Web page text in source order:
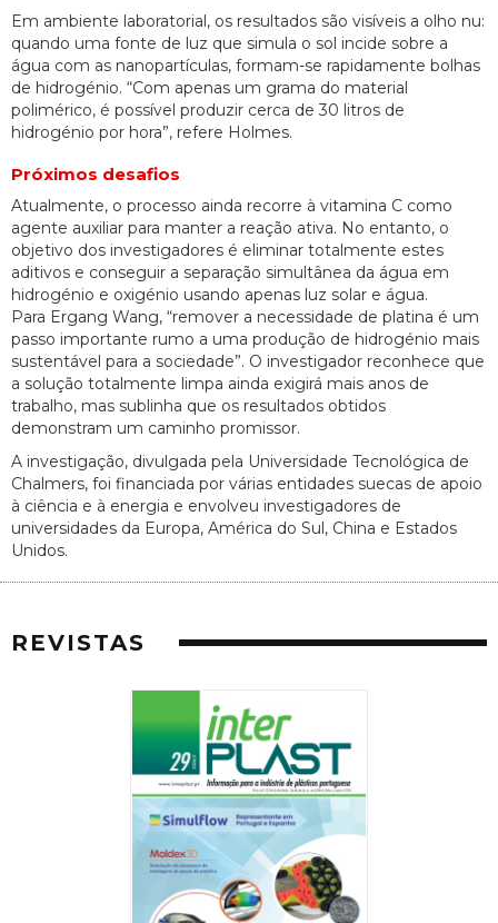
Em ambiente laboratorial, os resultados são visíveis a olho nu:
quando uma fonte de luz que simula o sol incide sobre a
água com as nanopartículas, formam-se rapidamente bolhas
de hidrogénio. “Com apenas um grama do material
polimérico, é possível produzir cerca de 30 litros de
hidrogénio por hora”, refere Holmes.
Próximos desafios
Atualmente, o processo ainda recorre à vitamina C como
agente auxiliar para manter a reação ativa. No entanto, o
objetivo dos investigadores é eliminar totalmente estes
aditivos e conseguir a separação simultânea da água em
hidrogénio e oxigénio usando apenas luz solar e água.
Para Ergang Wang, “remover a necessidade de platina é um
passo importante rumo a uma produção de hidrogénio mais
sustentável para a sociedade”. O investigador reconhece que
a solução totalmente limpa ainda exigirá mais anos de
trabalho, mas sublinha que os resultados obtidos
demonstram um caminho promissor.
A investigação, divulgada pela Universidade Tecnológica de
Chalmers, foi financiada por várias entidades suecas de apoio
à ciência e à energia e envolveu investigadores de
universidades da Europa, América do Sul, China e Estados
Unidos.
REVISTAS